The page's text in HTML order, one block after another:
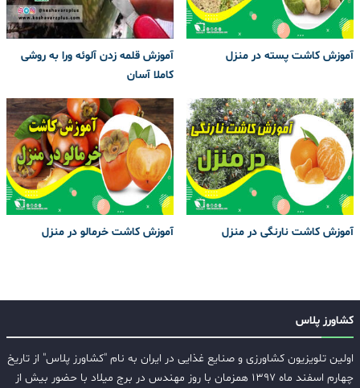
آموزش کاشت پسته در منزل
آموزش قلمه زدن آلوئه ورا به روشی
کاملا آسان
آموزش کاشت نارنگی در منزل آموزش کاشت خرمالو در منزل
کشاورز پلاس
اولین تلویزیون کشاورزی و صنایع غذایی در ایران به نام "کشاورز پلاس" از تاریخ
چهارم اسفند ماه ۱۳۹۷ همزمان با روز مهندس در برج میلاد با حضور بیش از